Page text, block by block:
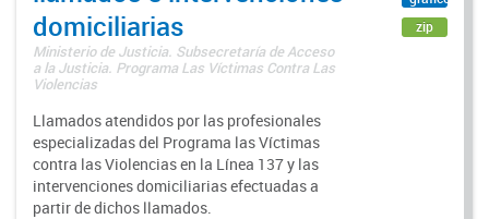
domiciliarias
Ministerio de Justicia. Subsecretaría de Acceso
a la Justicia. Programa Las Víctimas Contra Las
Violencias
Llamados atendidos por las profesionales
especializadas del Programa las Víctimas
contra las Violencias en la Línea 137 y las
intervenciones domiciliarias efectuadas a
partir de dichos llamados.
zip